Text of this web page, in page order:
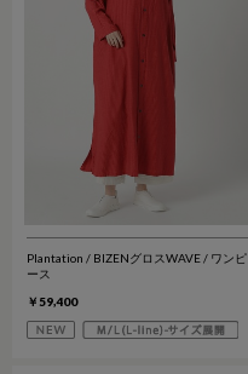
Plantation / BIZENグロスWAVE / ワンピ
ース
￥59,400